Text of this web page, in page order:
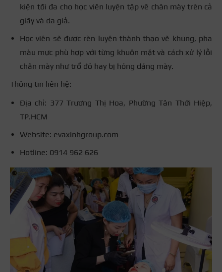
kiện tối đa cho học viên luyện tập vẽ chân mày trên cả
giấy và da giả.
Học viên sẽ được rèn luyện thành thạo vẽ khung, pha
màu mực phù hợp với từng khuôn mặt và cách xử lý lỗi
chân mày như trổ đỏ hay bị hỏng dáng mày.
Thông tin liên hệ:
Địa chỉ: 377 Trương Thị Hoa, Phường Tân Thới Hiệp,
TP.HCM
Website: evaxinhgroup.com
Hotline: 0914 962 626